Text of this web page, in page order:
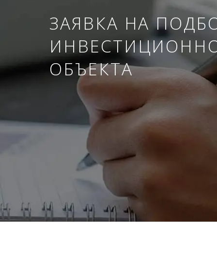
ЗАЯВКА НА
ОБЪЕКТА